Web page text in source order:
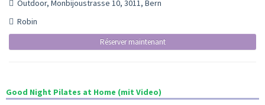
Outdoor, Monbijoustrasse 10, 3011, Bern
Robin
Réserver maintenant
Good Night Pilates at Home (mit Video)